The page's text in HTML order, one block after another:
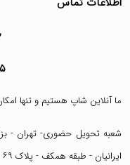
ما آنلاین شاپ هستیم و تنها
شعبه تحویل حضوری- تهران -
ایرانیان - طبقه همکف - پلاک ۶۹